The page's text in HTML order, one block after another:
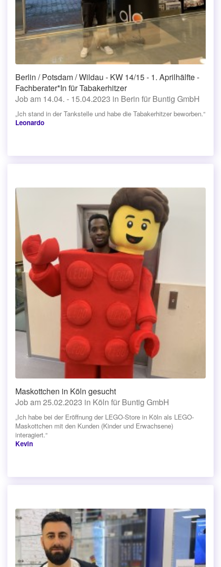
Berlin / Potsdam / Wildau - KW 14/15 - 1. Aprilhälfte -
Fachberater*In für Tabakerhitzer
Job am 14.04. - 15.04.2023 in Berin für Buntig GmbH
„Ich stand in der Tankstelle und habe die Tabakerhitzer beworben.“
Leonardo
Maskottchen in Köln gesucht
Job am 25.02.2023 in Köln für Buntig GmbH
„Ich habe bei der Eröffnung der LEGO-Store in Köln als LEGO-
Maskottchen mit den Kunden (Kinder und Erwachsene)
interagiert.“
Kevin